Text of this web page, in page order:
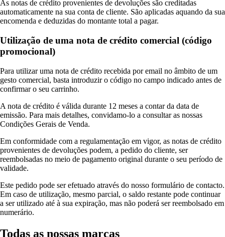
As notas de crédito provenientes de devoluções são creditadas
automaticamente na sua conta de cliente. São aplicadas aquando da sua
encomenda e deduzidas do montante total a pagar.
Utilização de uma nota de crédito comercial (código
promocional)
Para utilizar uma nota de crédito recebida por email no âmbito de um
gesto comercial, basta introduzir o código no campo indicado antes de
confirmar o seu carrinho.
A nota de crédito é válida durante 12 meses a contar da data de
emissão. Para mais detalhes, convidamo-lo a consultar as nossas
Condições Gerais de Venda.
Em conformidade com a regulamentação em vigor, as notas de crédito
provenientes de devoluções podem, a pedido do cliente, ser
reembolsadas no meio de pagamento original durante o seu período de
validade.
Este pedido pode ser efetuado através do nosso formulário de contacto.
Em caso de utilização, mesmo parcial, o saldo restante pode continuar
a ser utilizado até à sua expiração, mas não poderá ser reembolsado em
numerário.
Todas as nossas marcas